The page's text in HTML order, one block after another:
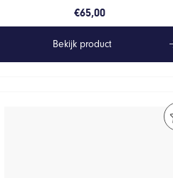
€65,00
Bekijk product